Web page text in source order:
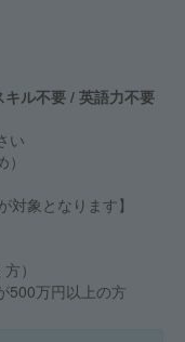
ル不要 / 英語力不要
い
対象となります】
）
500万円以上の方